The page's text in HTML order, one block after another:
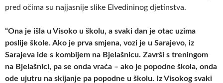
pred očima su najjasnije slike Elvedininog djetinstva.
“Ona je išla u Visoko u školu, a svaki dan je otac uzima
poslije škole. Ako je prva smjena, vozi je u Sarajevo, iz
Sarajeva ide s kombijem na Bjelašnicu. Završi s treningom
na Bjelašnici, pa se onda vraća – ako je popodne škola, onda
ode ujutru na skijanje pa popodne u školu. Iz Visokog svaki